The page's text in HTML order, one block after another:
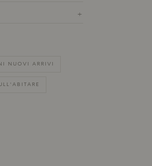
+
NUOVI ARRIVI